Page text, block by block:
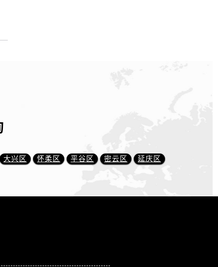
大兴区 怀柔区 平谷区 密云区 延庆区